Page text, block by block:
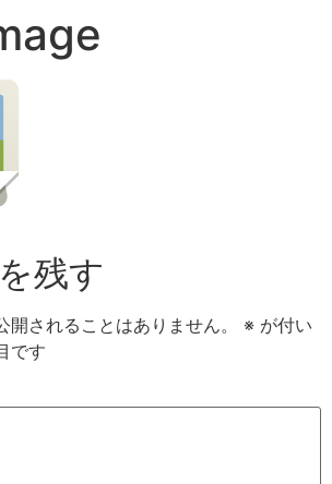
残す
開されることはありません。 ※ が付い
です